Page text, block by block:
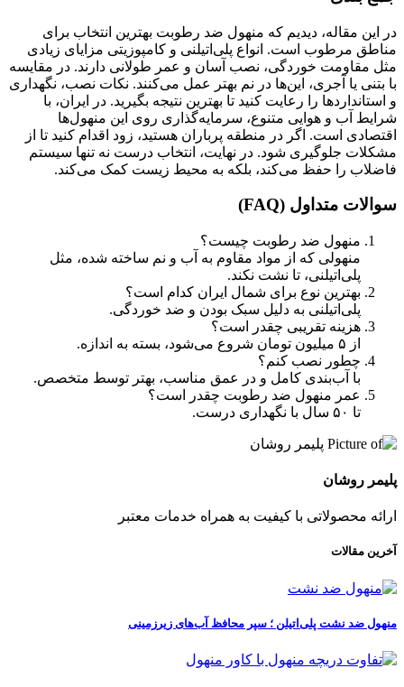
در این مقاله، دیدیم که منهول ضد رطوبت بهترین انتخاب برای
مناطق مرطوب است. انواع پلی‌اتیلنی و کامپوزیتی مزایای زیادی
مثل مقاومت خوردگی، نصب آسان و عمر طولانی دارند. در مقایسه
با بتنی یا آجری، این‌ها در نم بهتر عمل می‌کنند. نکات نصب، نگهداری
و استانداردها را رعایت کنید تا بهترین نتیجه بگیرید. در ایران، با
شرایط آب و هوایی متنوع، سرمایه‌گذاری روی این منهول‌ها
اقتصادی است. اگر در منطقه پرباران هستید، زود اقدام کنید تا از
مشکلات جلوگیری شود. در نهایت، انتخاب درست نه تنها سیستم
فاضلاب را حفظ می‌کند، بلکه به محیط زیست کمک می‌کند.
سوالات متداول (FAQ)
منهول ضد رطوبت چیست؟
منهولی که از مواد مقاوم به آب و نم ساخته شده، مثل
پلی‌اتیلنی، تا نشت نکند.
بهترین نوع برای شمال ایران کدام است؟
پلی‌اتیلنی به دلیل سبک بودن و ضد خوردگی.
هزینه تقریبی چقدر است؟
از ۵ میلیون تومان شروع می‌شود، بسته به اندازه.
چطور نصب کنم؟
با آب‌بندی کامل و در عمق مناسب، بهتر توسط متخصص.
عمر منهول ضد رطوبت چقدر است؟
تا ۵۰ سال با نگهداری درست.
پلیمر روشان
ارائه محصولاتی با کیفیت به همراه خدمات معتبر
آخرین مقالات
منهول ضد نشت پلی‌اتیلن ؛ سپر محافظ آب‌های زیرزمینی